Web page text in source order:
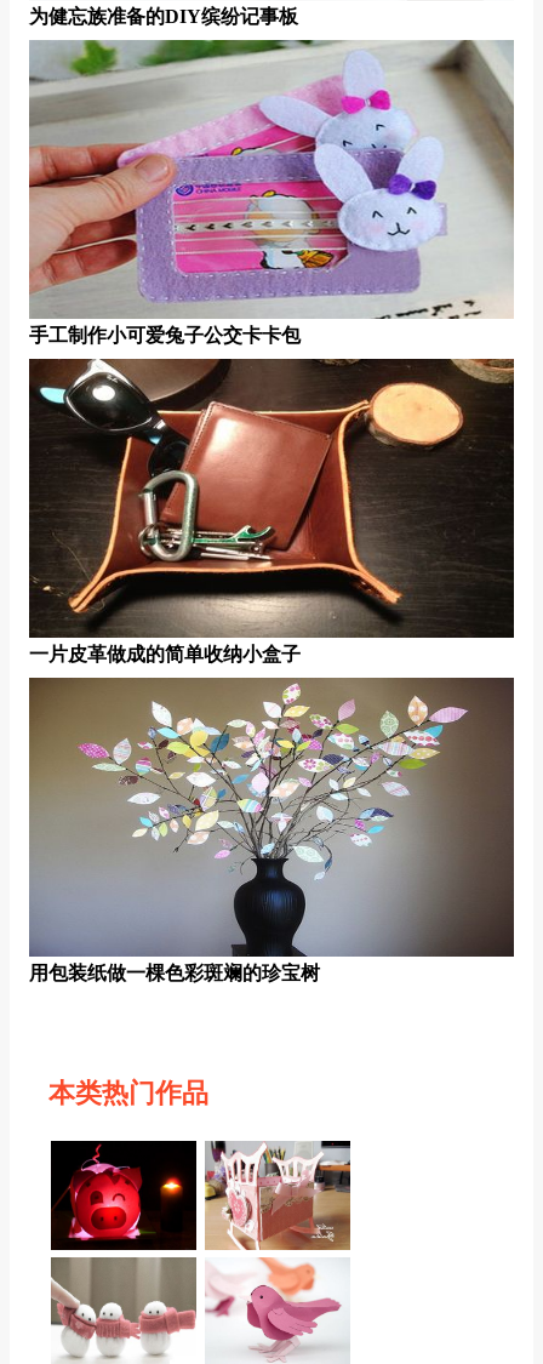
为健忘族准备的DIY缤纷记事板
手工制作小可爱兔子公交卡卡包
一片皮革做成的简单收纳小盒子
用包装纸做一棵色彩斑斓的珍宝树
本类热门作品